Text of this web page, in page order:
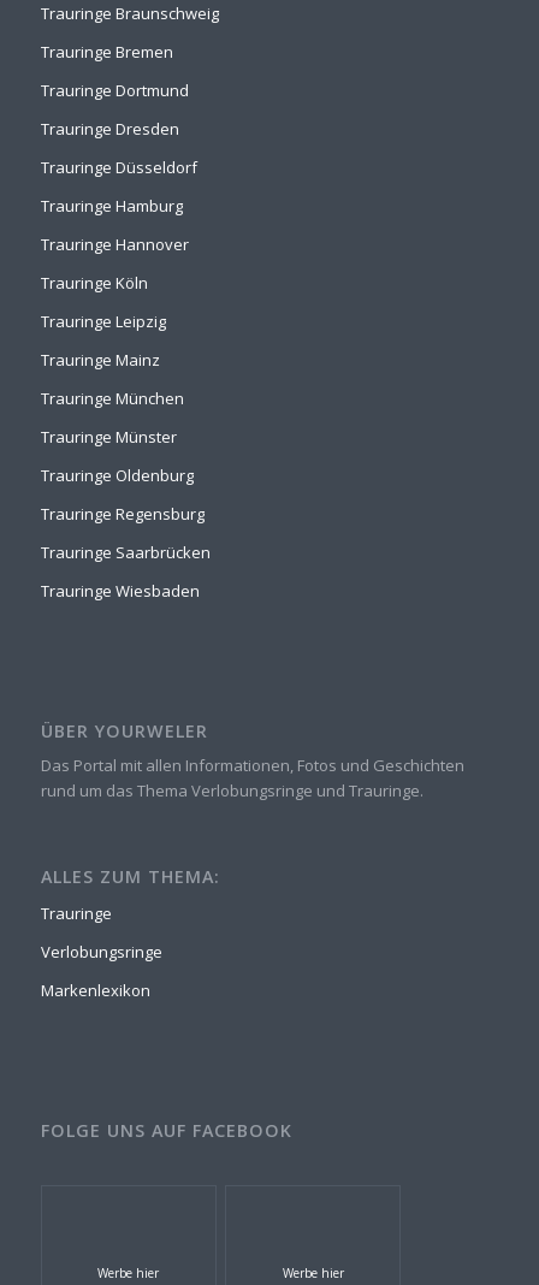
Trauringe Braunschweig
Trauringe Bremen
Trauringe Dortmund
Trauringe Dresden
Trauringe Düsseldorf
Trauringe Hamburg
Trauringe Hannover
Trauringe Köln
Trauringe Leipzig
Trauringe Mainz
Trauringe München
Trauringe Münster
Trauringe Oldenburg
Trauringe Regensburg
Trauringe Saarbrücken
Trauringe Wiesbaden
ÜBER YOURWELER
Das Portal mit allen Informationen, Fotos und Geschichten
rund um das Thema Verlobungsringe und Trauringe.
ALLES ZUM THEMA:
Trauringe
Verlobungsringe
Markenlexikon
FOLGE UNS AUF FACEBOOK
Werbe hier Werbe hier